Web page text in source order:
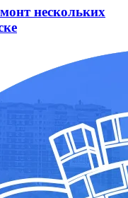
нескольких